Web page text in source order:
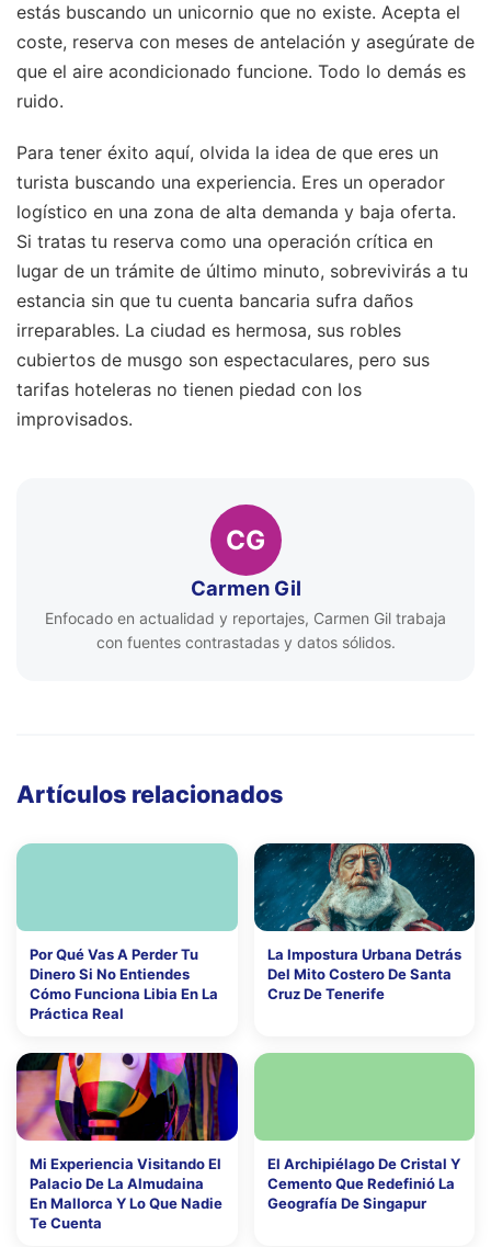
estás buscando un unicornio que no existe. Acepta el
coste, reserva con meses de antelación y asegúrate de
que el aire acondicionado funcione. Todo lo demás es
ruido.
Para tener éxito aquí, olvida la idea de que eres un
turista buscando una experiencia. Eres un operador
logístico en una zona de alta demanda y baja oferta.
Si tratas tu reserva como una operación crítica en
lugar de un trámite de último minuto, sobrevivirás a tu
estancia sin que tu cuenta bancaria sufra daños
irreparables. La ciudad es hermosa, sus robles
cubiertos de musgo son espectaculares, pero sus
tarifas hoteleras no tienen piedad con los
improvisados.
CG
Carmen Gil
Enfocado en actualidad y reportajes, Carmen Gil trabaja
con fuentes contrastadas y datos sólidos.
Artículos relacionados
Por Qué Vas A Perder Tu
Dinero Si No Entiendes
Cómo Funciona Libia En La
Práctica Real
La Impostura Urbana Detrás
Del Mito Costero De Santa
Cruz De Tenerife
Mi Experiencia Visitando El
Palacio De La Almudaina
En Mallorca Y Lo Que Nadie
Te Cuenta
El Archipiélago De Cristal Y
Cemento Que Redefinió La
Geografía De Singapur